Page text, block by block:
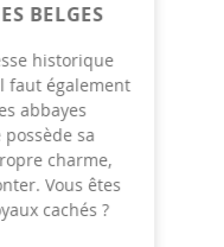
BELGES
historique
faut également
abbayes
sa
charme,
Vous êtes
cachés ?